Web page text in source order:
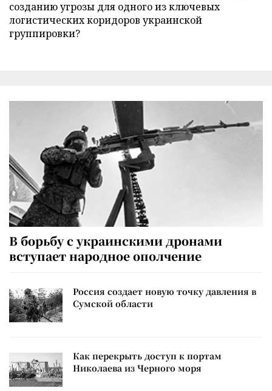
созданию угрозы для одного из ключевых
логистических коридоров украинской
группировки?
В борьбу с украинскими дронами
вступает народное ополчение
Россия создает новую точку давления в
Сумской области
Как перекрыть доступ к портам
Николаева из Черного моря